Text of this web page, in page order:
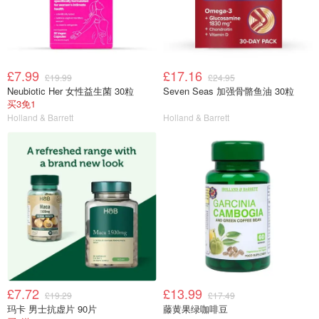
£7.99 £19.99
Neubiotic Her 女性益生菌 30粒
买3免1
Holland & Barrett
£17.16 £24.95
Seven Seas 加强骨骼鱼油 30粒
Holland & Barrett
£7.72 £19.29
玛卡 男士抗虚片 90片
£13.99 £17.49
藤黄果绿咖啡豆